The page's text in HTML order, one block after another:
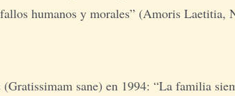
humanos y morales” (Amoris Laetitia,
sane) en 1994: “La familia